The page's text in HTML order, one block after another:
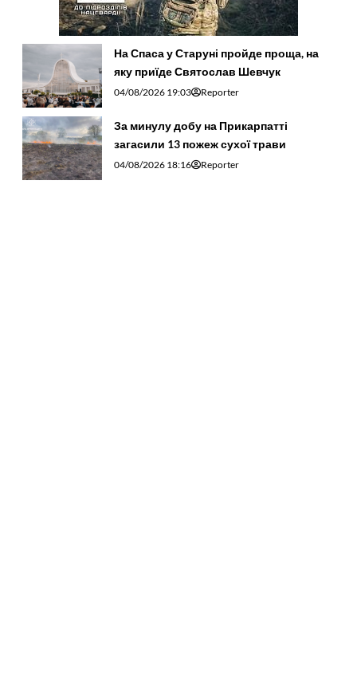
На Спаса у Старуні пройде проща, на
яку приїде Святослав Шевчук
04/08/2026 19:03 Reporter
За минулу добу на Прикарпатті
загасили 13 пожеж сухої трави
04/08/2026 18:16 Reporter